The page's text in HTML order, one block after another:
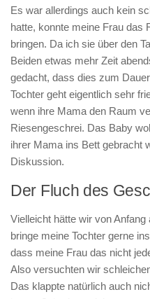
Es war allerdings auch kein
hatte, konnte meine Frau das
bringen. Da ich sie über den
Beiden etwas mehr Zeit
gedacht, dass dies zum
Tochter geht eigentlich sehr
wenn ihre Mama den Raum
Riesengeschrei. Das Baby
ihrer Mama ins Bett gebracht
Diskussion.
Der Fluch des
Vielleicht hätte wir von
bringe meine Tochter gerne
dass meine Frau das nicht
Also versuchten wir
Das klappte natürlich auch